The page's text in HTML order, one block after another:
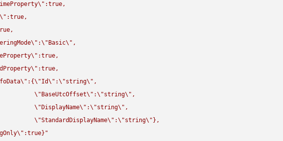
\" :true,
\" :true,
\" :\" Basic\" ,
\" :true,
\" :true,
\" :{\"Id\" :\"string\" ,
\" BaseUtcOffset\" :\"string\" ,
\" DisplayName\" :\"string\" ,
\"StandardDisplayName\" :\"string\" },
\" :true}"